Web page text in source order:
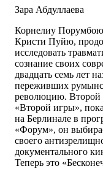
Зара Абдуллаева
Корнелиу
Кристи Пуйю,
исследовать
сознание своих
двадцать семь лет
переживших
революцию. Второй
«Второй игры»,
на Берлинале в
«Форум», он
своего
документального
Теперь это